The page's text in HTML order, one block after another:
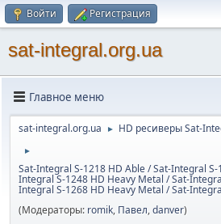
Войти Регистрация
sat-integral.org.ua
Главное меню
sat-integral.org.ua ► HD ресиверы Sat-
►
Sat-Integral S-1218 HD Able / Sat-Integral
Integral S-1248 HD Heavy Metal / Sat-
Integral S-1268 HD Heavy Metal / Sat-
(Модераторы: romik, Павел,danver)